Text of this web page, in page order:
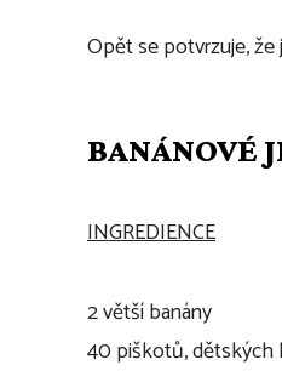
Opět se potvrzuje,
BANÁNOVÉ
INGREDIENCE
2 větší banány
40 piškotů, dětských